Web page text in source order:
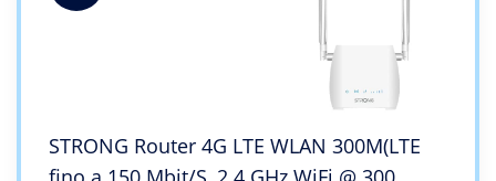
STRONG Router 4G LTE WLAN 300M(LTE